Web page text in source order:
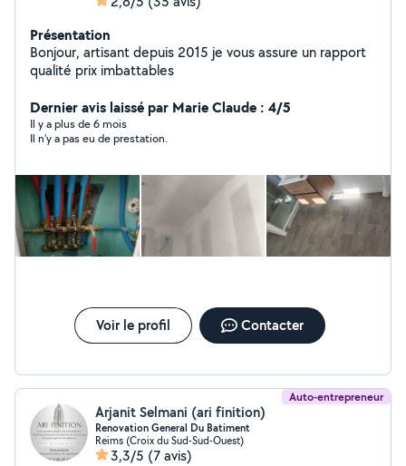
Présentation
Bonjour, artisant depuis 2015 je vous assure un rapport
qualité prix imbattables
Dernier avis laissé par Marie Claude : 4/5
Il y a plus de 6 mois
Il n'y a pas eu de prestation.
Voir le profil Contacter
Auto-entrepreneur
Arjanit Selmani (ari finition)
Renovation General Du Batiment
Reims (Croix du Sud-Sud-Ouest)
3,3/5 (7 avis)